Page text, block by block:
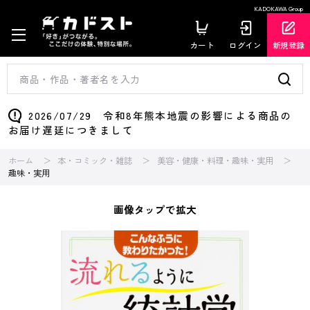
KADOKAWA Group
カート ログイン 新規登録
2026/07/29 令和8年熊本地震の影響による商品の
お届け遅延につきまして
ホーム 本・コミック・雑誌
美容・健康・料理・趣味・実用
趣味・実用
画像タップで拡大